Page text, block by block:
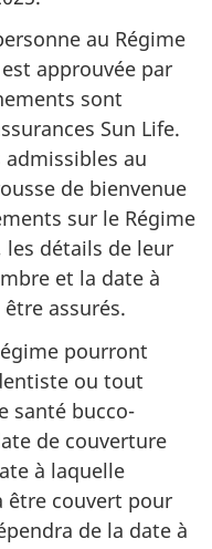
au Régime
approuvée par
sont
Sun Life.
au
de bienvenue
sur le Régime
les détails de leur
et la date à
assurés.
pourront
ou tout
santé bucco-
de couverture
à laquelle
être couvert pour
de la date à